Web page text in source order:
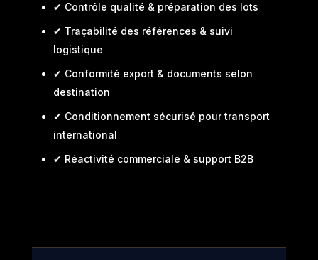
✔ Contrôle qualité & préparation des lots
✔ Traçabilité des références & suivi
logistique
✔ Conformité export & documents selon
destination
✔ Conditionnement sécurisé pour transport
international
✔ Réactivité commerciale & support B2B